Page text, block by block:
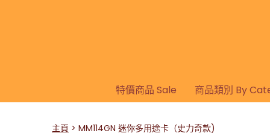
特價商品 Sale 商品類別 By
主頁 MM114GN 迷你多用途卡（史力奇款)